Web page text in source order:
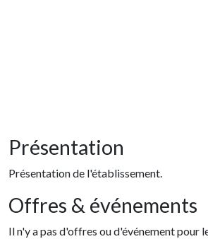
Présentation
Présentation de l'établissement.
Offres & événements
Il n'y a pas d'offres ou d'événement pour